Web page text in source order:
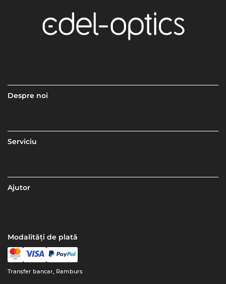
Despre noi
Serviciu
Ajutor
Modalități de plată
Transfer bancar, Ramburs